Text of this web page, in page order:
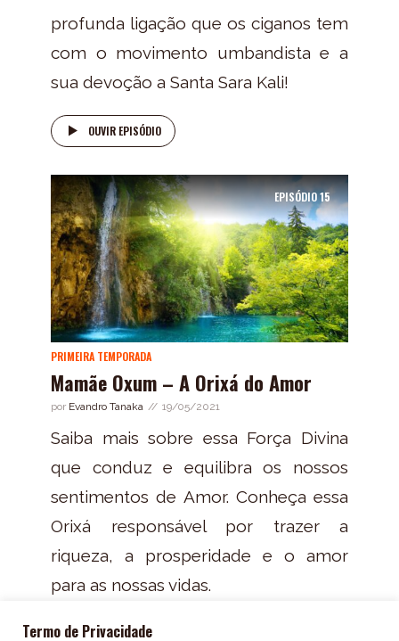
profunda ligação que os ciganos tem
com o movimento umbandista e a
sua devoção a Santa Sara Kali!
OUVIR EPISÓDIO
EPISÓDIO15
PRIMEIRA TEMPORADA
Mamãe Oxum – A Orixá do Amor
por Evandro Tanaka 19/05/2021
Saiba mais sobre essa Força Divina
que conduz e equilibra os nossos
sentimentos de Amor. Conheça essa
Orixá responsável por trazer a
riqueza, a prosperidade e o amor
para as nossas vidas.
OUVIR EPISÓDIO
Termo de Privacidade